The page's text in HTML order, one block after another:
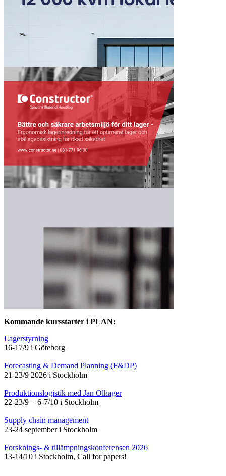
Kommande kursstarter i PLAN:
Lagerstyrning
16-17/9 i Göteborg
Forecasting & Demand Planning (F&DP)
21-23/9 2026 i Stockholm
Produktionslogistik med Jan Olhager
22-23/9 + 6-7/10 i Stockholm
Supply chain management
23-24 september i Stockholm
Forsknings- & tillämpningskonferensen 2026
13-14/10 i Stockholm, Call for papers!